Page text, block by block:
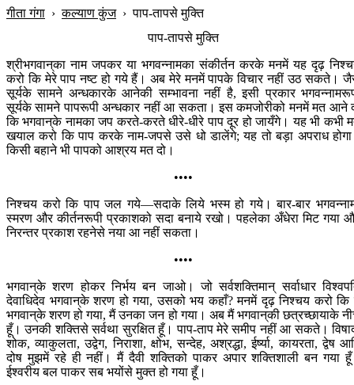
गीता गंगा ›कल्याण कुंज›पाप-तापसे मुक्ति
पाप-तापसे मुक्ति
श्रीभगवान‍्का नाम जपकर या भगवन्नामका संकीर्तन करके मनमें यह दृढ़
करो कि मेरे पाप नष्ट हो गये हैं। अब मेरे मनमें पापके विचार नहीं उठ सकते।
सूर्यके सामने अन्धकारके आनेकी सम्भावना नहीं है, इसी प्रकार
सूर्यके सामने पापरूपी अन्धकार नहीं आ सकता। इस कमजोरीको मनमें मत आने
कि भगवान‍्के नामका जप करते-करते धीरे-धीरे पाप दूर हो जायँगे। यह भी कभी
खयाल करो कि पाप करके नाम-जपसे उसे धो डालेंगे; यह तो बड़ा अपराध
किसी बहाने भी पापको आश्रय मत दो।
••••
निश्चय करो कि पाप जल गये—सदाके लिये भस्म हो गये। बार-बार
स्मरण और कीर्तनरूपी प्रकाशको सदा बनाये रखो। पहलेका अँधेरा मिट गया
निरन्तर प्रकाश रहनेसे नया आ नहीं सकता।
••••
भगवान‍्के शरण होकर निर्भय बन जाओ। जो सर्वशक्तिमान् सर्वाधार
देवाधिदेव भगवान‍्के शरण हो गया, उसको भय कहाँ? मनमें दृढ़ निश्चय करो कि
भगवान‍्के शरण हो गया, मैं उनका जन हो गया। अब मैं भगवान‍्की छत्रच्छायाके
हूँ। उनकी शक्तिसे सर्वथा सुरक्षित हूँ। पाप-ताप मेरे समीप नहीं आ सकते।
शोक, व्याकुलता, उद्वेग, निराशा, क्षोभ, सन्देह, अश्रद्धा, ईर्ष्या, कायरता, द्वेष
दोष मुझमें रहे ही नहीं। मैं दैवी शक्तिको पाकर अपार शक्तिशाली बन गया
ईश्वरीय बल पाकर सब भयोंसे मुक्त हो गया हूँ।